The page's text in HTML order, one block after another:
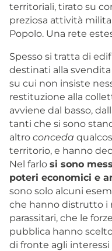
territoriali, tirato su
preziosa attività
Popolo. Una rete
Spesso si tratta di
destinati alla
su cui non insiste
restituzione alla
avviene dal basso,
tanti che si sono
altro conceda
territorio, e hanno
Nel farlo si sono
poteri economici e
sono solo alcuni
che hanno distrutto i
parassitari, che le
pubblica hanno
di fronte agli interessi